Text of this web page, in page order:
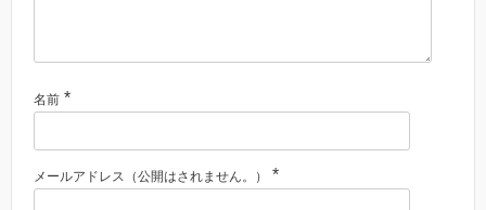
名前 *
メールアドレス（公開はされません。） *